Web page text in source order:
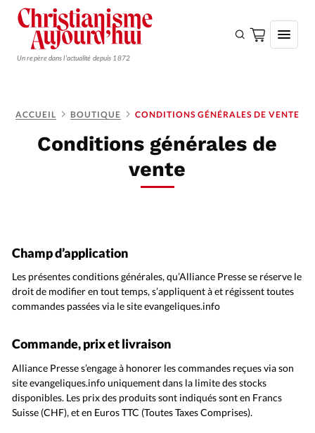
Un repère dans l'actualité depuis 1872
Eglises
Emploi
Se connecter
Édition: Internationale
Devise:CHF
RUBRIQUES
Tous les articles
Actualité chrétienne
Actualité internationale
Chronique
Culture
ACCUEIL BOUTIQUE CONDITIONS GÉNÉRALES DE VENTE
Conditions générales de
vente
Champ d’application
Les présentes conditions générales, qu’Alliance Presse se réserve le
droit de modifier en tout temps, s’appliquent à et régissent toutes
commandes passées via le site evangeliques.info
Commande, prix et livraison
Alliance Presse s’engage à honorer les commandes reçues via son
site evangeliques.info uniquement dans la limite des stocks
disponibles. Les prix des produits sont indiqués sont en Francs
Suisse (CHF), et en Euros TTC (Toutes Taxes Comprises).